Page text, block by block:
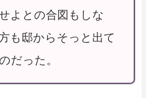
よとの合図もしな
も邸からそっと出て
だった。